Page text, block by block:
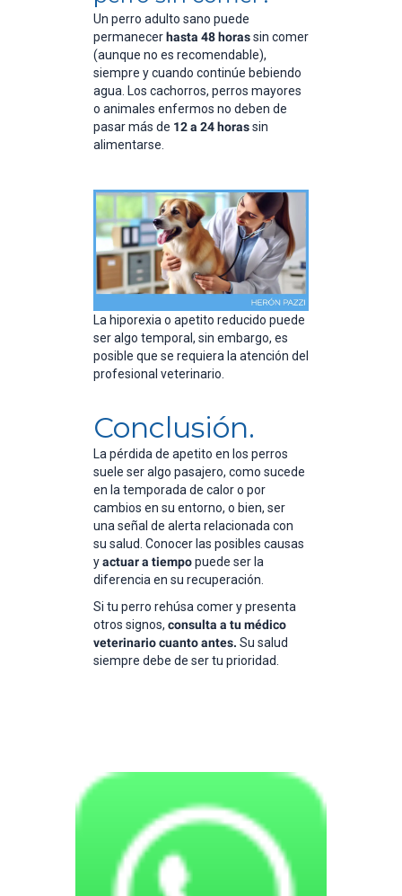
Un perro adulto sano puede
permanecerhasta 48 horassin comer
(aunque no es recomendable),
siempre y cuando continúe bebiendo
agua. Los cachorros, perros mayores
o animales enfermos no deben de
pasar más de 12 a 24 horassin
alimentarse.
La hiporexia o apetito reducido puede
ser algo temporal, sin embargo, es
posible que se requiera la atención del
profesional veterinario.
Conclusión.
La pérdida de apetito en los perros
suele ser algo pasajero, como sucede
en la temporada de calor o por
cambios en su entorno, o bien, ser
una señal de alerta relacionada con
su salud. Conocer las posibles causas
yactuar a tiempopuede ser la
diferencia en su recuperación.
Si tu perro rehúsa comer y presenta
otros signos, consulta a tu médico
veterinario cuanto antes. Su salud
siempre debe de ser tu prioridad.